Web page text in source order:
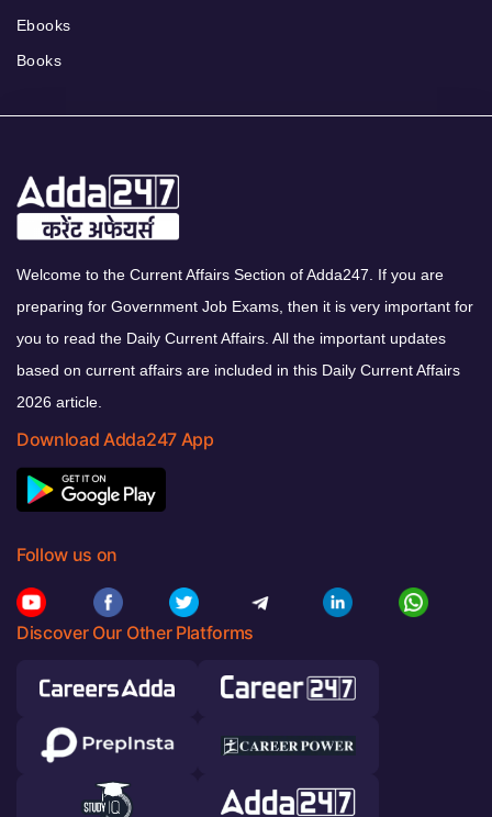
Ebooks
Books
Welcome to the Current Affairs Section of Adda247. If you are
preparing for Government Job Exams, then it is very important for
you to read the Daily Current Affairs. All the important updates
based on current affairs are included in this Daily Current Affairs
2026 article.
Download Adda247 App
Follow us on
Discover Our Other Platforms